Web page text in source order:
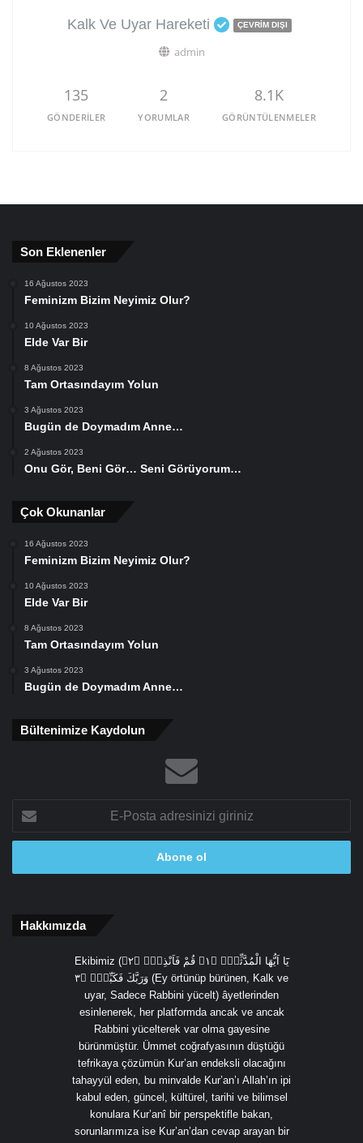
Kalk Ve Uyar Hareketi ÇEVRIM DIŞI
admin
135
GÖNDERILER
2
YORUMLAR
8.1K
GÖRÜNTÜLENMELER
Son Eklenenler
16 Ağustos 2023
Feminizm Bizim Neyimiz Olur?
10 Ağustos 2023
Elde Var Bir
8 Ağustos 2023
Tam Ortasındayım Yolun
3 Ağustos 2023
Bugün de Doymadım Anne…
2 Ağustos 2023
Onu Gör, Beni Gör… Seni Görüyorum…
Çok Okunanlar
16 Ağustos 2023
Feminizm Bizim Neyimiz Olur?
10 Ağustos 2023
Elde Var Bir
8 Ağustos 2023
Tam Ortasındayım Yolun
3 Ağustos 2023
Bugün de Doymadım Anne…
Bültenimize Kaydolun
Posta
adresinizi
Hakkımızda
Ekibimiz (يَٓا اَيُّهَا الْمُدَّثِّرُۙ ﴿١﴾ قُمْ فَاَنْذِرْۙ ﴿٢﴾
وَرَبَّكَ فَكَبِّرْۙ ﴿٣ (Ey örtünüp bürünen, Kalk ve
uyar, Sadece Rabbini yücelt) âyetlerinden
esinlenerek, her platformda ancak ve ancak
Rabbini yücelterek var olma gayesine
bürünmüştür. Ümmet coğrafyasının düştüğü
tefrikaya çözümün Kur’an endeksli olacağını
tahayyül eden, bu minvalde Kur’an’ı Allah’ın ipi
kabul eden, güncel, kültürel, tarihi ve bilimsel
konulara Kur’anî bir perspektifle bakan,
sorunlarımıza ise Kur’an’dan cevap arayan bir